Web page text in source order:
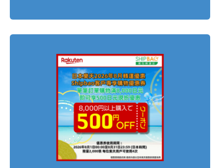
詢個案，具體聯絡方式可在官網獲取
盡快下載並使用「Shipbao APP」查詢及接收郵包轉
運資訊，減低受騙風險! 如有懷疑，請聯絡Shipbao客
服，謝謝。 Shipbao團隊